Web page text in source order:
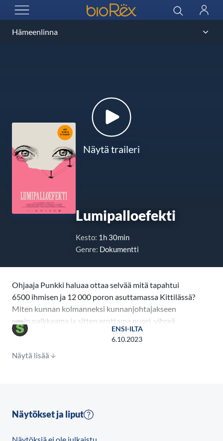
AVAA VALIKKO
BioRex Cinemas Haku
Näytä traileri
Lumipalloefekti
Kesto: 1h 30min
Genre: Dokumentti
Ohjaaja Punkki haluaa ottaa selvää mitä tapahtui
6500 ihmisen ja 12 000 poron asuttamassa Kittilässä?
Miten kunnan kolmanneksi kunnanjohtajakseen
ensin palkkaama ja sitten erottama nuori, vihreä
feministi Kauniaisista sai aikaan lumipalloefektin jolle
ei näy loppua. Mediasirkus, oikeudenkäynnit ja
valtion uusi laki Lex Kittilä ovat vain muutamia
virkaan valittu kunnanjohtaja. Tällainen
ENSI-ILTA
6.10.2023
Näytä lisää
Näytökset ja liput